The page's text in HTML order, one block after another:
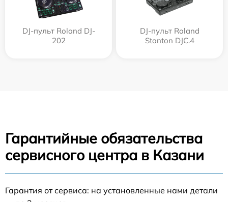
DJ-пульт Roland DJ-
202
DJ-пульт Roland
Stanton DJC.4
Гарантийные обязательства
сервисного центра в Казани
Гарантия от сервиса: на установленные нами детали